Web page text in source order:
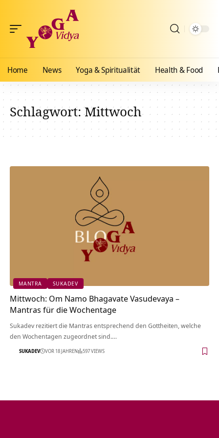
Home News Yoga & Spiritualität Health & Food
Schlagwort:Mittwoch
MANTRA SUKADEV
Mittwoch: Om Namo Bhagavate Vasudevaya –
Mantras für die Wochentage
Sukadev rezitiert die Mantras entsprechend den Gottheiten, welche
den Wochentagen zugeordnet sind.…
SUKADEV VOR 18 JAHREN 597 VIEWS